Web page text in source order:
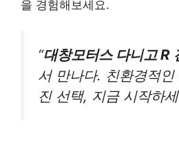
을 경험해보세요.
“대창모터스 다니고 R
서 만나다. 친환경적
진 선택, 지금 시작하